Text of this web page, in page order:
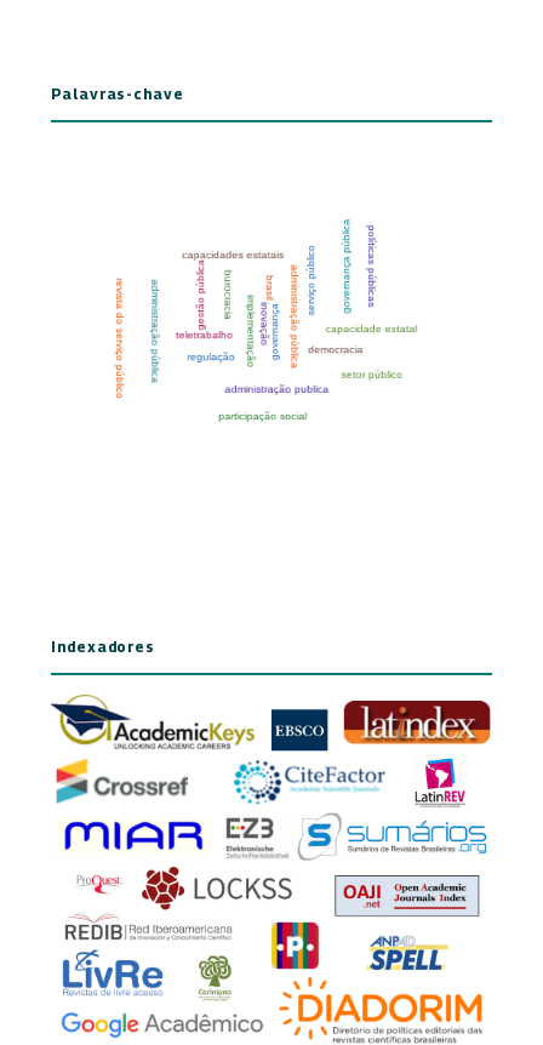
Palavras-chave
Indexadores